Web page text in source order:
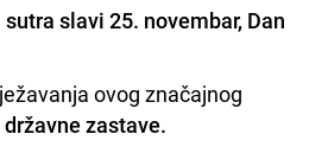
slavi 25. novembar, Dan
ovog značajnog
zastave.